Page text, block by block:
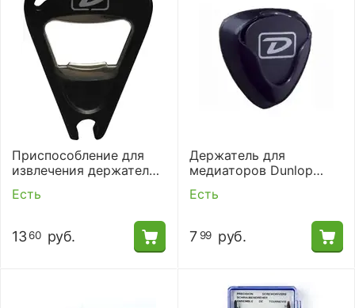
Приспособление для
извлечения держателя
Bridge Pin Puller
Есть
13 60 руб.
Держатель для
медиаторов Dunlop
HLDR-60/JAR
Есть
7 99 руб.